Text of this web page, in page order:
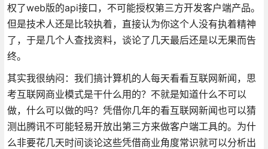
权了web版的api接口，不可能授权第三方开发客户端产品。
但是技术人还是比较执着，直接认为你这个人没有执着精神
了，于是几个人查找资料，谈论了几天最后还是以无果而告
终。
其实我很纳闷：我们搞计算机的人每天看看互联网新闻，思
考互联网商业模式是干什么用的？不就是知道什么不可以
做，什么可以做的吗？凭借你几年的看互联网新闻也可以猜
测出腾讯不可能轻易开放出第三方来做客户端工具的。为什
么非要花几天时间谈论这些凭借商业角度常识就可以分析出